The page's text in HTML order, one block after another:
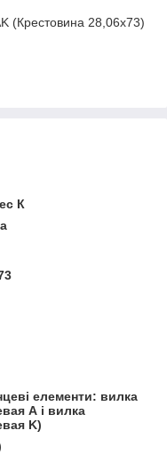
(Крестовина 28,06х73)
К
елементи: вилка
А і вилка
K)